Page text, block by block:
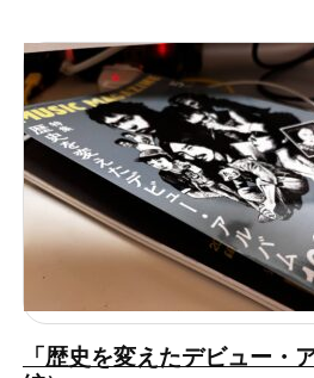
「歴史を変えたデビュー・